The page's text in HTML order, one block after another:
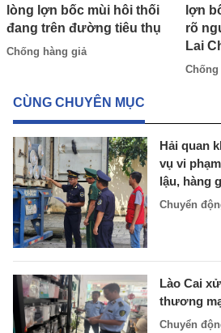
lòng lợn bốc mùi hôi thối
đang trên đường tiêu thụ
Chống hàng giả
lợn
rõ
Lai
CÙNG CHUYÊN MỤC
Hải quan
vụ vi
lậu, hàng
Chuyển
Lào Cai
thương
Chuyển